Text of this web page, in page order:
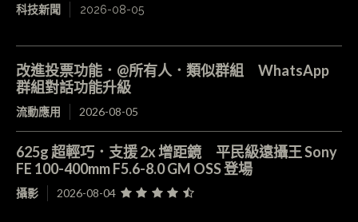
科技新聞 2026-08-05
改進投票功能．@所有人．類似群組 WhatsApp
群組對話功能升級
流動應用 2026-08-05
625g 超輕巧．支援 2x 增距鏡 平民級遠攝王 Sony
FE 100-400mm F5.6-8.0 GM OSS 登場
攝影 2026-08-04